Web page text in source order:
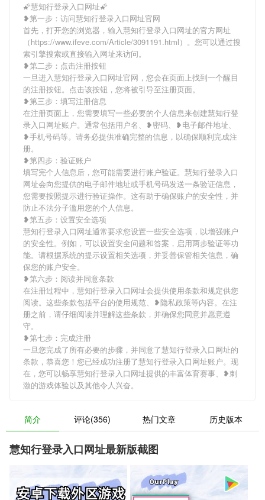
🌠慧知行登录入口网址🌠
❥第一步：访问慧知行登录入口网址官网
首先，打开您的浏览器，输入慧知行登录入口网址的官方网址
（https://www.ifeve.com/Article/3091191.html）。您可以通过搜
索引擎搜索或直接输入网址来访问。
❥第二步：点击注册按钮
一旦进入慧知行登录入口网址官网，您会在页面上找到一个醒目
的注册按钮。点击该按钮，您将被引导至注册页面。
❥第三步：填写注册信息
在注册页面上，您需要填写一些必要的个人信息来创建慧知行登
录入口网址账户。通常包括用户名、❥密码、❥电子邮件地址、
❥手机号码等。请务必提供准确完整的信息，以确保顺利完成注
册。
❥第四步：验证账户
填写完个人信息后，您可能需要进行账户验证。慧知行登录入口
网址会向您提供的电子邮件地址或手机号码发送一条验证信息，
您需要按照提示进行验证操作。这有助于确保账户的安全性，并
防止不法分子滥用您的个人信息。
❥第五步：设置安全选项
慧知行登录入口网址通常要求您设置一些安全选项，以增强账户
的安全性。例如，可以设置安全问题和答案，启用两步验证等功
能。请根据系统的提示设置相关选项，并妥善保管相关信息，确
保您的账户安全。
❥第六步：阅读并同意条款
在注册过程中，慧知行登录入口网址会提供使用条款和规定供您
阅读。这些条款包括平台的使用规范、❥隐私政策等内容。在注
册之前，请仔细阅读并理解这些条款，并确保您同意并愿意遵
守。
❥第七步：完成注册
一旦您完成了所有必要的步骤，并同意了慧知行登录入口网址的
条款，恭喜您！您已经成功注册了慧知行登录入口网址账户。现
在，您可以畅享慧知行登录入口网址提供的丰富体育赛事、❥刺
激的游戏体验以及其他令人兴奋。
简介 评论(356) 热门文章 历史版本
慧知行登录入口网址最新版截图